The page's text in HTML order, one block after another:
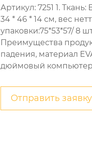
Артикул: 7251 1.
34 * 46 * 14 см, вес
упаковки:75*53*57/ 8
Преимущества
падения, материал
дюймовый
Отправить заявку